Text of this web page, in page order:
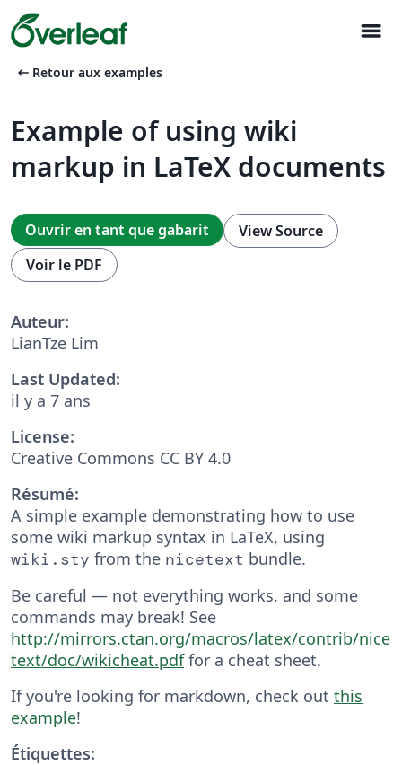
menu
arrow_left_alt Retour aux examples
Example of using wiki
markup in LaTeX documents
Ouvrir en tant que gabarit
View Source
Voir le PDF
Auteur:
LianTze Lim
Last Updated:
il y a 7 ans
License:
Creative Commons CC BY 4.0
Résumé:
A simple example demonstrating how to use
some wiki markup syntax in LaTeX, using
wiki.sty from the nicetext bundle.
Be careful — not everything works, and some
commands may break! See
http://mirrors.ctan.org/macros/latex/contrib/nice
text/doc/wikicheat.pdffor a cheat sheet.
If you're looking for markdown, check out this
example!
Étiquettes: